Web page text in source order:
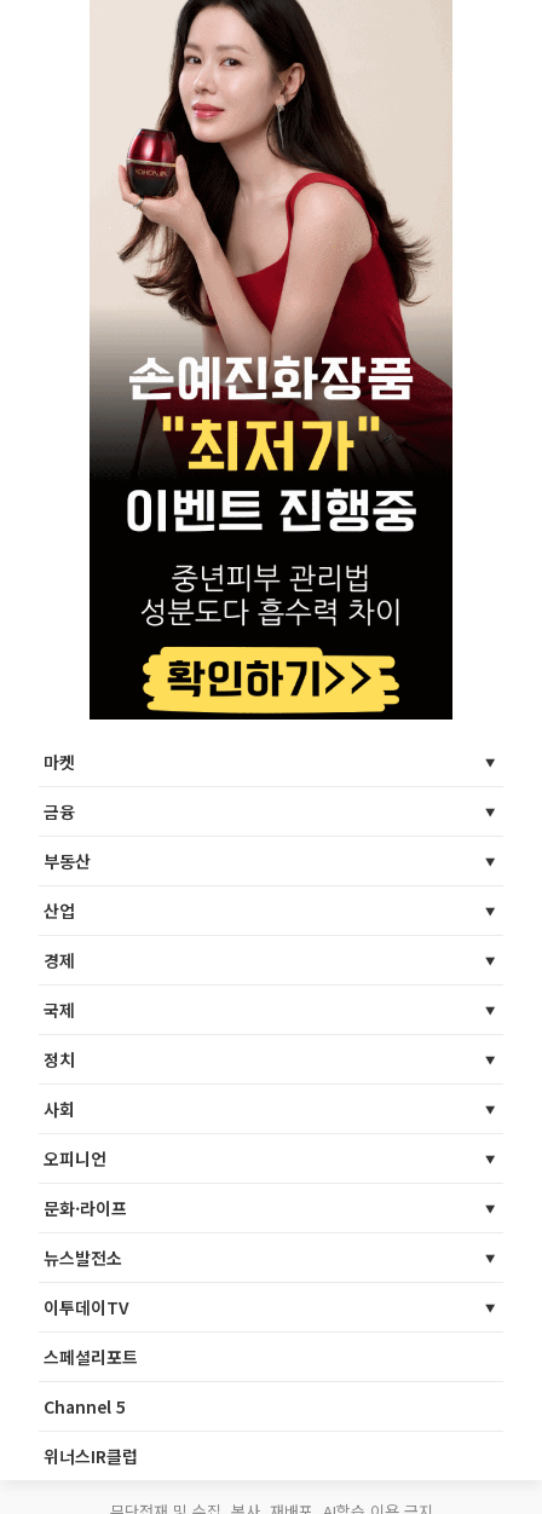
마켓
금융
부동산
산업
경제
국제
정치
사회
오피니언
문화·라이프
뉴스발전소
이투데이TV
스페셜리포트
Channel 5
위너스IR클럽